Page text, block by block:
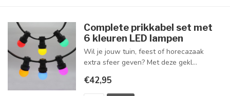
Complete prikkabel set met
6 kleuren LED lampen
Wil je jouw tuin, feest of horecazaak
extra sfeer geven? Met deze gekl...
€42,95